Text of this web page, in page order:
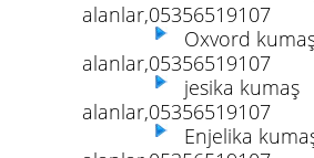
alanlar,05356519107
Oxvord
alanlar,05356519107
jesika kumaş
alanlar,05356519107
Enjelika